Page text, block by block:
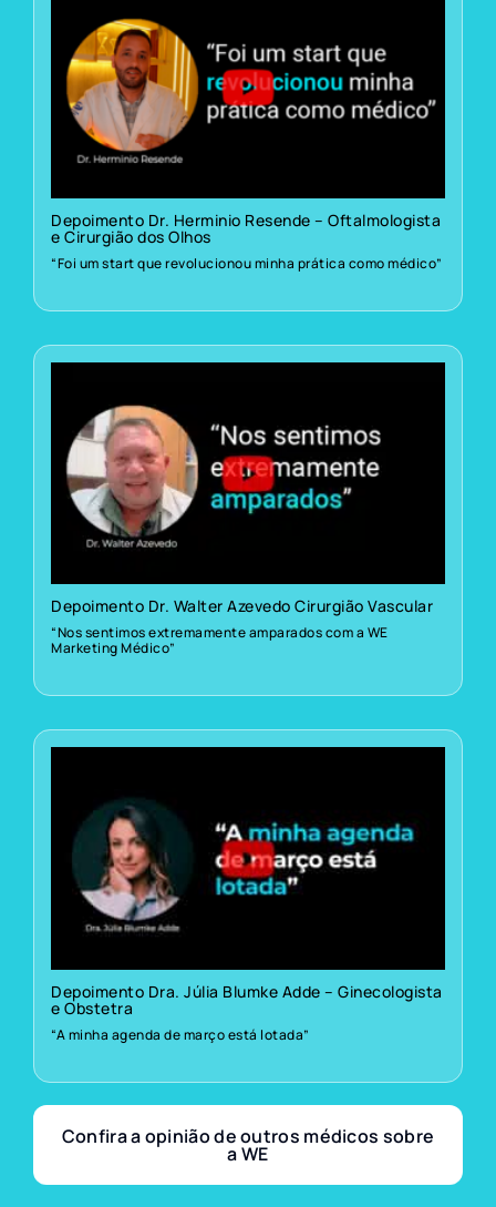
Depoimento Dr. Herminio Resende – Oftalmologista
e Cirurgião dos Olhos
“Foi um start que revolucionou minha prática como médico”
Depoimento Dr. Walter Azevedo Cirurgião Vascular
“Nos sentimos extremamente amparados com a WE
Marketing Médico”
Depoimento Dra. Júlia Blumke Adde – Ginecologista
e Obstetra
“A minha agenda de março está lotada”
Confira a opinião de outros médicos sobre
a WE